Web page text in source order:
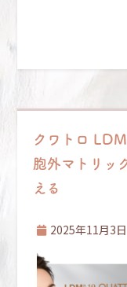
クワトロ
胞外マトリッ
える
2025年11月3日